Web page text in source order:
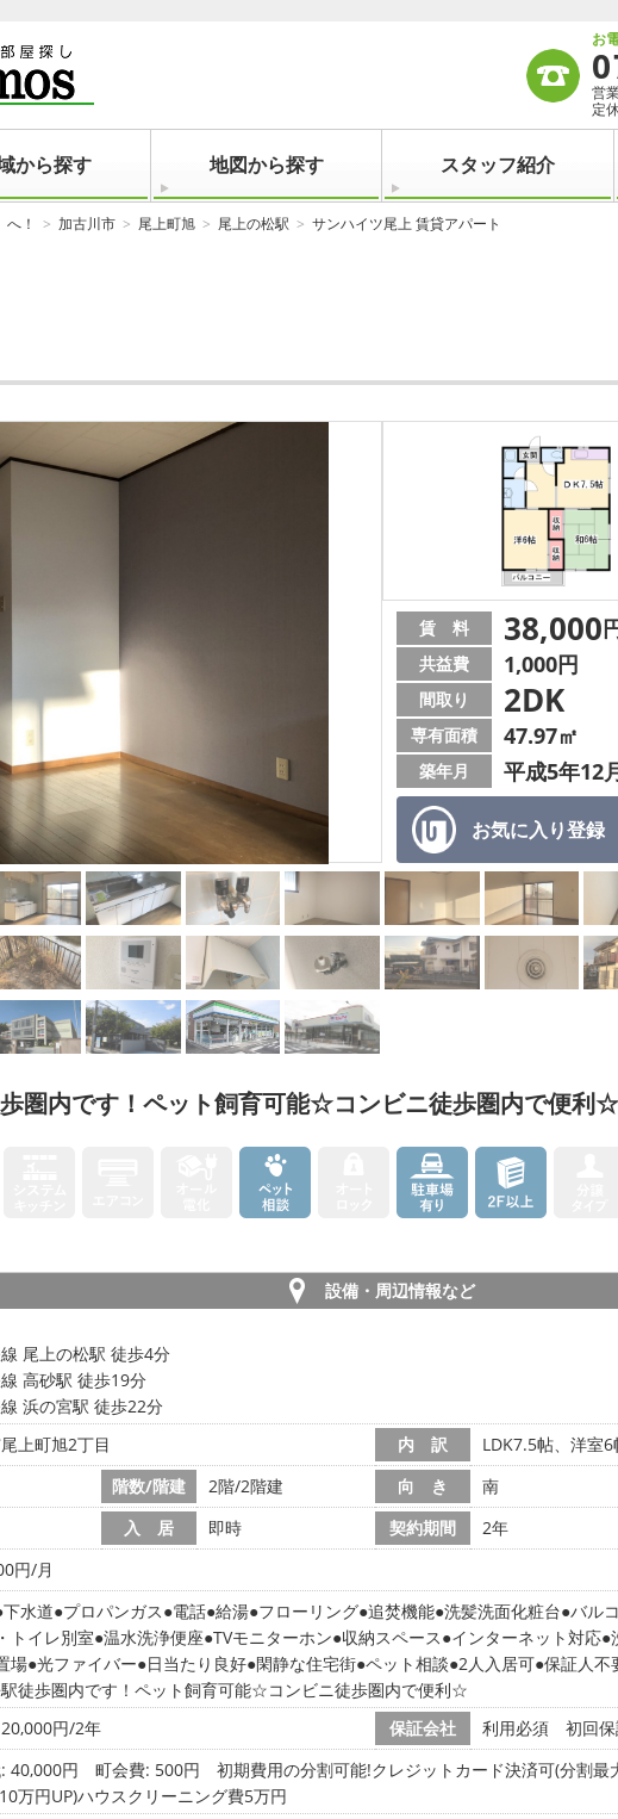
お
営
定
から探す 地図から探す スタッフ紹介
！ 加古川市 尾上町旭 尾上の松駅 サンハイツ尾上 賃貸アパート
お気に入り登録
賃 料 38,000
共益費 1,000円
間取り 2DK
専有面積 47.97㎡
築年月 平成5年12
圏内です！ペット飼育可能☆コンビニ徒歩圏内で便利☆
設備・周辺情報など
尾上の松駅 徒歩4分
高砂駅 徒歩19分
浜の宮駅 徒歩22分
上町旭2丁目 内 訳
LDK7.5帖、洋室
階数/階建 2階/2階建 向 き 南
入 居 即時 契約期間 2年
円/月
下水道 プロパンガス 電話 給湯 フローリング 追焚機能 洗髪洗面化粧台 バル
トイレ別室 温水洗浄便座 TVモニターホン 収納スペース インターネット対応
場 光ファイバー 日当たり良好 閑静な住宅街 ペット相談 2人入居可 保証人不
徒歩圏内です！ペット飼育可能☆コンビニ徒歩圏内で便利☆
円/2年 保証会社
利用必須 初回
40,000円 町会費: 500円
初期費用の分割可能!クレジットカード決済可(分割
万円UP)ハウスクリーニング費5万円